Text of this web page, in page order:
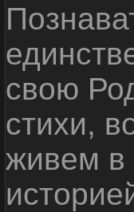
свою
стихи,
живем в